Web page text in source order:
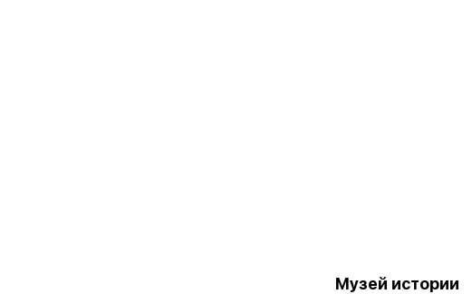
Музей истории